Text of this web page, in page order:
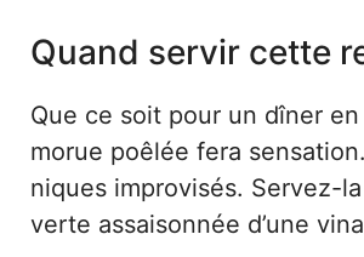
Quand servir cette
Que ce soit pour un dîner
morue poêlée fera
niques improvisés. Servez-
verte assaisonnée d’une